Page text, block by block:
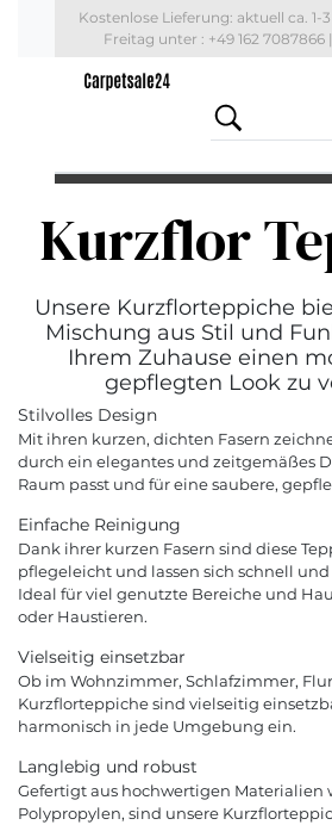
Kostenlose Lieferung: aktuell ca. 1-
Freitag unter : +49 162
Kurzflor
Unsere Kurzflorteppiche
Mischung aus Stil und
Ihrem Zuhause einen
gepflegten Look zu
Stilvolles Design
Mit ihren kurzen, dichten Fasern
durch ein elegantes und zeitgemäßes
Raum passt und für eine saubere,
Einfache Reinigung
Dank ihrer kurzen Fasern sind diese
pflegeleicht und lassen sich schnell
Ideal für viel genutzte Bereiche und
oder Haustieren.
Vielseitig einsetzbar
Ob im Wohnzimmer, Schlafzimmer,
Kurzflorteppiche sind vielseitig
harmonisch in jede Umgebung ein.
Langlebig und robust
Gefertigt aus hochwertigen Materialien
Polypropylen, sind unsere